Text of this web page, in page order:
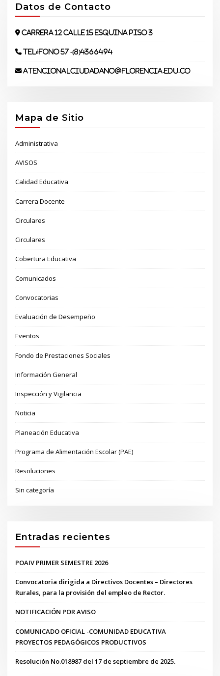
Datos de Contacto
Carrera 12 Calle 15 Esquina piso 3
Teléfono 57 -(8)4366494
atencionalciudadano@florencia.edu.co
Mapa de Sitio
Administrativa
AVISOS
Calidad Educativa
Carrera Docente
Circulares
Circulares
Cobertura Educativa
Comunicados
Convocatorias
Evaluación de Desempeño
Eventos
Fondo de Prestaciones Sociales
Información General
Inspección y Vigilancia
Noticia
Planeación Educativa
Programa de Alimentación Escolar (PAE)
Resoluciones
Sin categoría
Entradas recientes
POAIV PRIMER SEMESTRE 2026
Convocatoria dirigida a Directivos Docentes – Directores
Rurales, para la provisión del empleo de Rector.
NOTIFICACIÓN POR AVISO
COMUNICADO OFICIAL -COMUNIDAD EDUCATIVA
PROYECTOS PEDAGÓGICOS PRODUCTIVOS
Resolución No.018987 del 17 de septiembre de 2025.